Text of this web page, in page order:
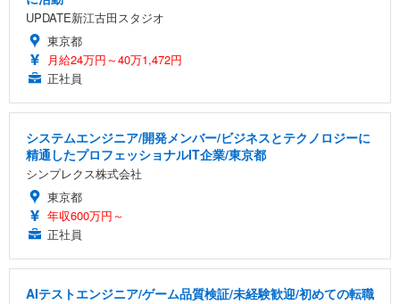
UPDATE新江古田スタジオ
東京都
月給24万円～40万1,472円
正社員
システムエンジニア/開発メンバー/ビジネスとテクノロジーに
精通したプロフェッショナルIT企業/東京都
シンプレクス株式会社
東京都
年収600万円～
正社員
AIテストエンジニア/ゲーム品質検証/未経験歓迎/初めての転職